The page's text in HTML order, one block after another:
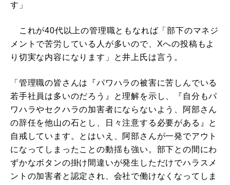
す」
これが40代以上の管理職ともなれば「部下のマネジ
メントで苦労している人が多いので、Xへの投稿もよ
り切実な内容になります」と井上氏は言う。
「管理職の皆さんは『パワハラの被害に苦しんでいる
若手社員は多いのだろう』と理解を示し、『自分もパ
ワハラやセクハラの加害者にならないよう、阿部さん
の辞任を他山の石とし、日々注意する必要がある』と
自戒しています。とはいえ、阿部さんが一発でアウト
になってしまったことの動揺も強い。部下との間にわ
ずかなボタンの掛け間違いが発生しただけでハラスメ
ントの加害者と認定され、会社で働けなくなってしま